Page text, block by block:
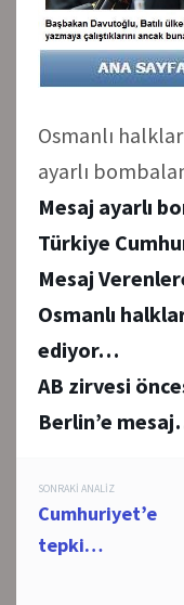
Osmanlı
ayarlı
Mesaj ayarlı
Türkiye
Mesaj
Osmanlı
ediyor…
AB zirvesi
Berlin’e
Post
SONRAKI ANALIZ
Cumhuriyet’e
tepki…